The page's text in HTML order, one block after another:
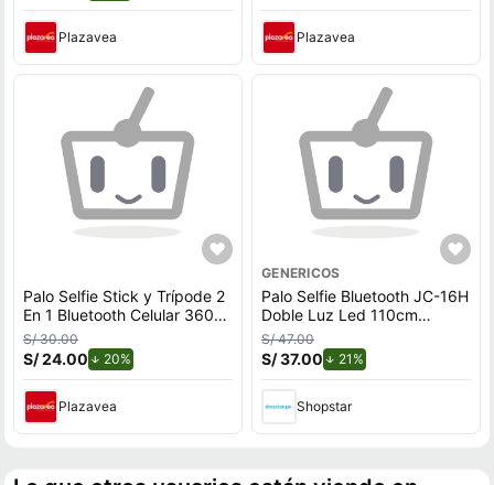
Plazavea Plazavea
Palo Selfie Stick y Trípode 2
En 1 Bluetooth Celular 360°
Con Flash Celeste
S/ 30.00
S/ 24.00 20%
Plazavea
GENERICOS
Palo Selfie Bluetooth JC-16H
Doble Luz Led 110cm
Naranja
S/ 47.00
S/ 37.00 21%de descuento.
Shopstar